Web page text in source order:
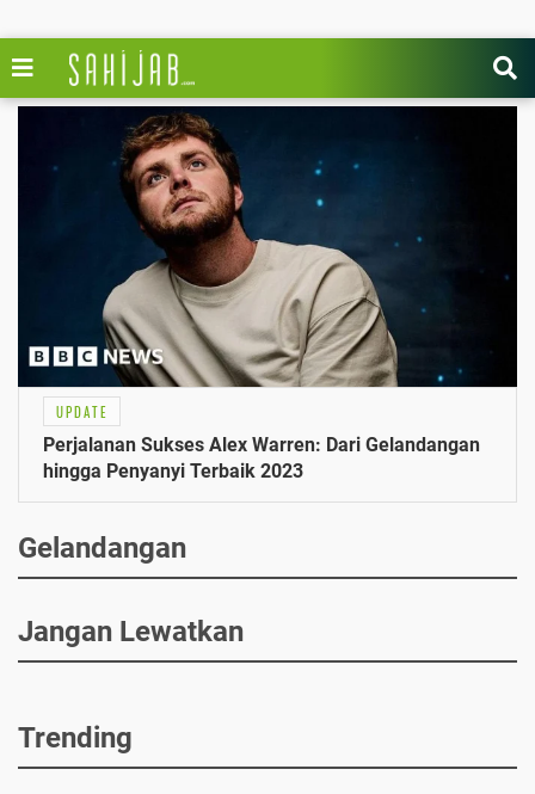
UPDATE
Perjalanan Sukses Alex Warren: Dari Gelandangan
hingga Penyanyi Terbaik 2023
Gelandangan
Jangan Lewatkan
Trending